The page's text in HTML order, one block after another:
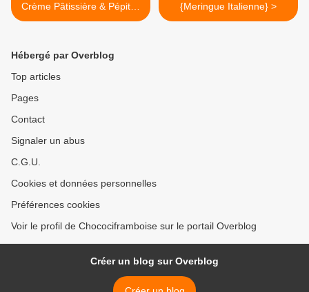
Crème Pâtissière & Pépites
de Chocolat
{Meringue Italienne} >
Hébergé par Overblog
Top articles
Pages
Contact
Signaler un abus
C.G.U.
Cookies et données personnelles
Préférences cookies
Voir le profil de Chocociframboise sur le portail Overblog
Créer un blog sur Overblog